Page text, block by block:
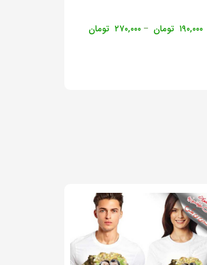
۱۹۰,۰۰۰ تومان – ۲۷۰,۰۰۰ تومان